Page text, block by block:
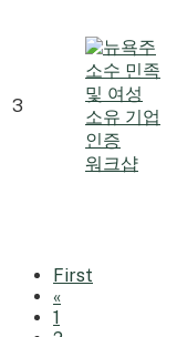
3
First
«
1